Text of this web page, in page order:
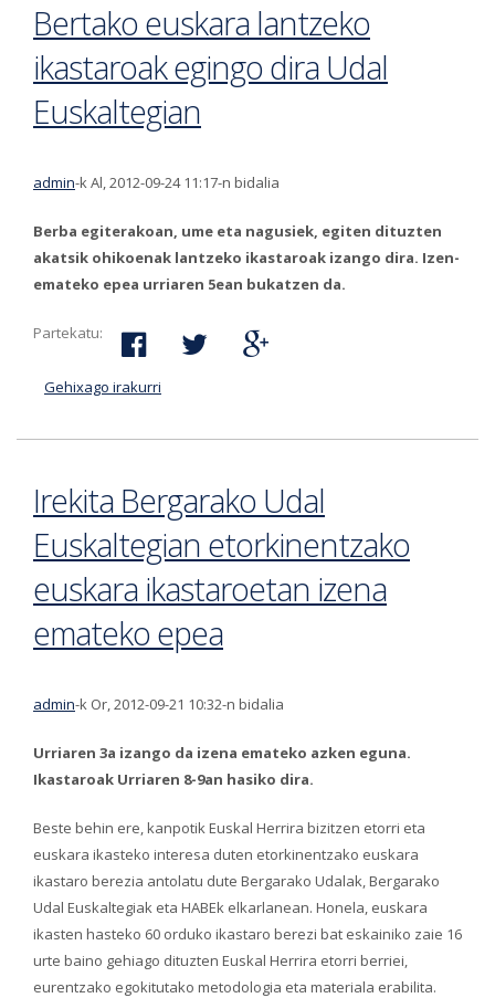
Bertako euskara lantzeko
ikastaroak egingo dira Udal
Euskaltegian
admin-k Al, 2012-09-24 11:17-n bidalia
Berba egiterakoan, ume eta nagusiek, egiten dituzten
akatsik ohikoenak lantzeko ikastaroak izango dira. Izen-
emateko epea urriaren 5ean bukatzen da.
Partekatu:
Gehixago irakurri
Irekita Bergarako Udal
Euskaltegian etorkinentzako
euskara ikastaroetan izena
emateko epea
admin-k Or, 2012-09-21 10:32-n bidalia
Urriaren 3a izango da izena emateko azken eguna.
Ikastaroak Urriaren 8-9an hasiko dira.
Beste behin ere, kanpotik Euskal Herrira bizitzen etorri eta
euskara ikasteko interesa duten etorkinentzako euskara
ikastaro berezia antolatu dute Bergarako Udalak, Bergarako
Udal Euskaltegiak eta HABEk elkarlanean. Honela, euskara
ikasten hasteko 60 orduko ikastaro berezi bat eskainiko zaie 16
urte baino gehiago dituzten Euskal Herrira etorri berriei,
eurentzako egokitutako metodologia eta materiala erabilita.